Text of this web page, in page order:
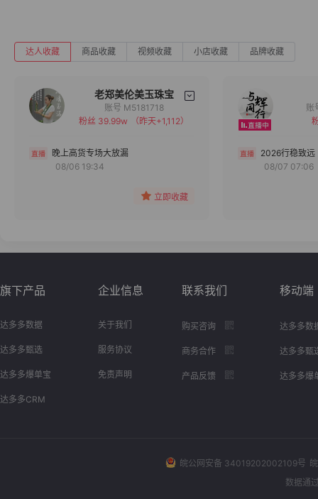
达人收藏 商品收藏 视频收藏 小店收藏 品牌收藏
老郑美伦美玉珠宝
备注
分组
账号 M5181718
粉丝 39.99w
（昨天+1,112）
晚上高货专场大放漏
08/06 19:34
立即收藏
2026行稳致远
08/07 07:06
旗下产品
达多多数据
达多多甄选
达多多爆单宝
达多多CRM
企业信息
关于我们
服务协议
免责声明
联系我们
购买咨询
商务合作
产品反馈
移动端
达多多数
达多多甄
达多多爆
皖公网安备 34019202002109号
数据通